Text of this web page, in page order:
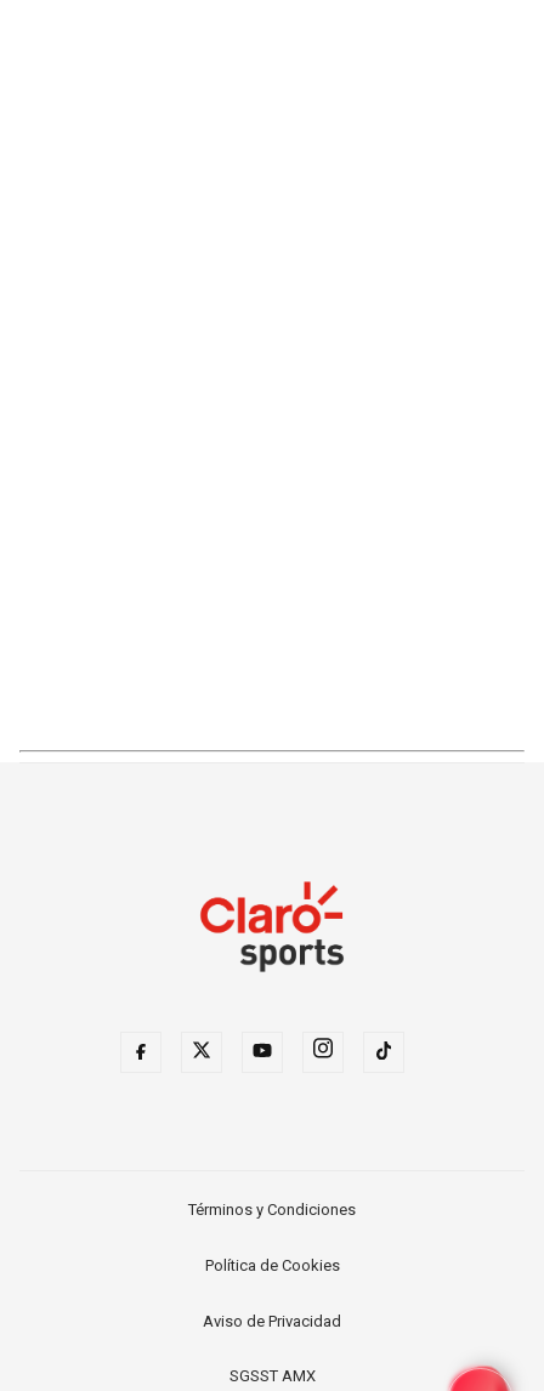
Términos y Condiciones
Política de Cookies
Aviso de Privacidad
SGSST AMX